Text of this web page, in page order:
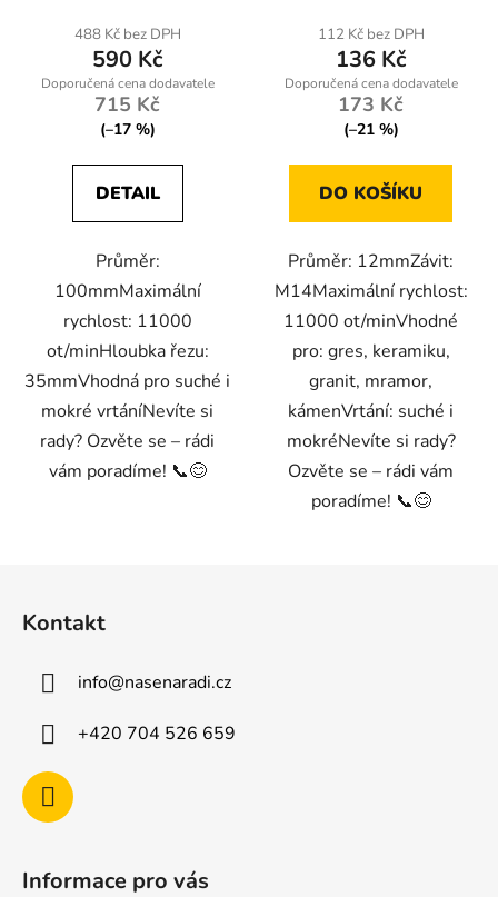
488 Kč bez DPH
590 Kč
715 Kč
(–17 %)
DETAIL
Průměr:
100mmMaximální
rychlost: 11000
ot/minHloubka řezu:
35mmVhodná pro suché i
mokré vrtáníNevíte si
rady? Ozvěte se – rádi
vám poradíme! 📞😊
112 Kč bez DPH
136 Kč
173 Kč
(–21 %)
DO KOŠÍKU
Průměr: 12mmZávit:
M14Maximální rychlost:
11000 ot/minVhodné
pro: gres, keramiku,
granit, mramor,
kámenVrtání: suché i
mokréNevíte si rady?
Ozvěte se – rádi vám
poradíme! 📞😊
Kontakt
info@nasenaradi.cz
+420 704 526 659
Informace pro vás